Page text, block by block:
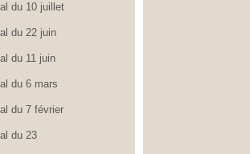
du 10 juillet
du 22 juin
du 11 juin
du 6 mars
du 7 février
du 23